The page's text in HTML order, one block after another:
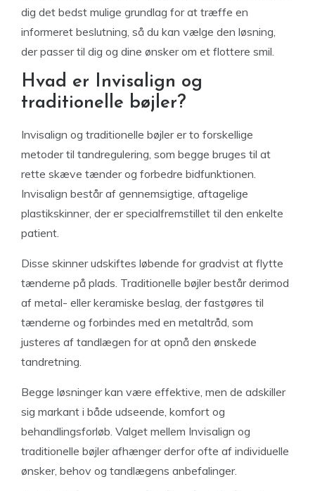
dig det bedst mulige grundlag for at træffe en
informeret beslutning, så du kan vælge den løsning,
der passer til dig og dine ønsker om et flottere smil.
Hvad er Invisalign og
traditionelle bøjler?
Invisalign og traditionelle bøjler er to forskellige
metoder til tandregulering, som begge bruges til at
rette skæve tænder og forbedre bidfunktionen.
Invisalign består af gennemsigtige, aftagelige
plastikskinner, der er specialfremstillet til den enkelte
patient.
Disse skinner udskiftes løbende for gradvist at flytte
tænderne på plads. Traditionelle bøjler består derimod
af metal- eller keramiske beslag, der fastgøres til
tænderne og forbindes med en metaltråd, som
justeres af tandlægen for at opnå den ønskede
tandretning.
Begge løsninger kan være effektive, men de adskiller
sig markant i både udseende, komfort og
behandlingsforløb. Valget mellem Invisalign og
traditionelle bøjler afhænger derfor ofte af individuelle
ønsker, behov og tandlægens anbefalinger.